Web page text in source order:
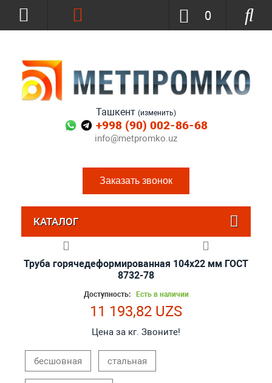
Ташкент (изменить)
+998 (90) 002-86-68
info@metpromko.uz
Заказать звонок
0
КАТАЛОГ
Труба горячедеформированная 104х22 мм ГОСТ
8732-78
Доступность: Есть в наличии
11 193,82 UZS
Цена за кг. Звоните!
бесшовная стальная